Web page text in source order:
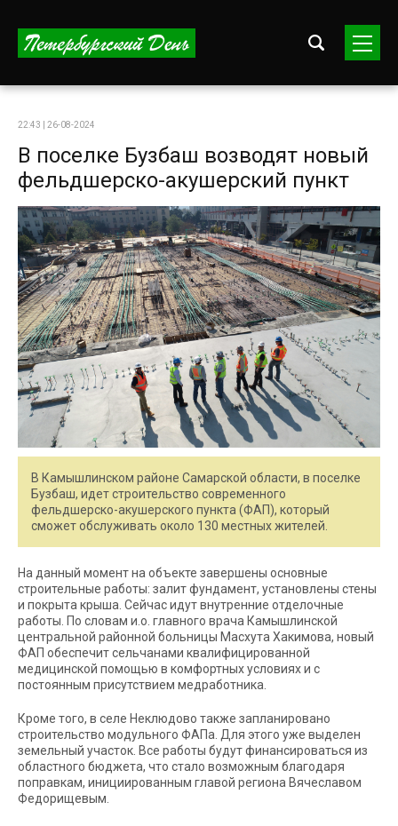
22:43 | 26-08-2024
В поселке Бузбаш возводят новый
фельдшерско-акушерский пункт
В Камышлинском районе Самарской области, в поселке
Бузбаш, идет строительство современного
фельдшерско-акушерского пункта (ФАП), который
сможет обслуживать около 130 местных жителей.
На данный момент на объекте завершены основные
строительные работы: залит фундамент, установлены стены
и покрыта крыша. Сейчас идут внутренние отделочные
работы. По словам и.о. главного врача Камышлинской
центральной районной больницы Масхута Хакимова, новый
ФАП обеспечит сельчанами квалифицированной
медицинской помощью в комфортных условиях и с
постоянным присутствием медработника.
Кроме того, в селе Неклюдово также запланировано
строительство модульного ФАПа. Для этого уже выделен
земельный участок. Все работы будут финансироваться из
областного бюджета, что стало возможным благодаря
поправкам, инициированным главой региона Вячеславом
Федорищевым.